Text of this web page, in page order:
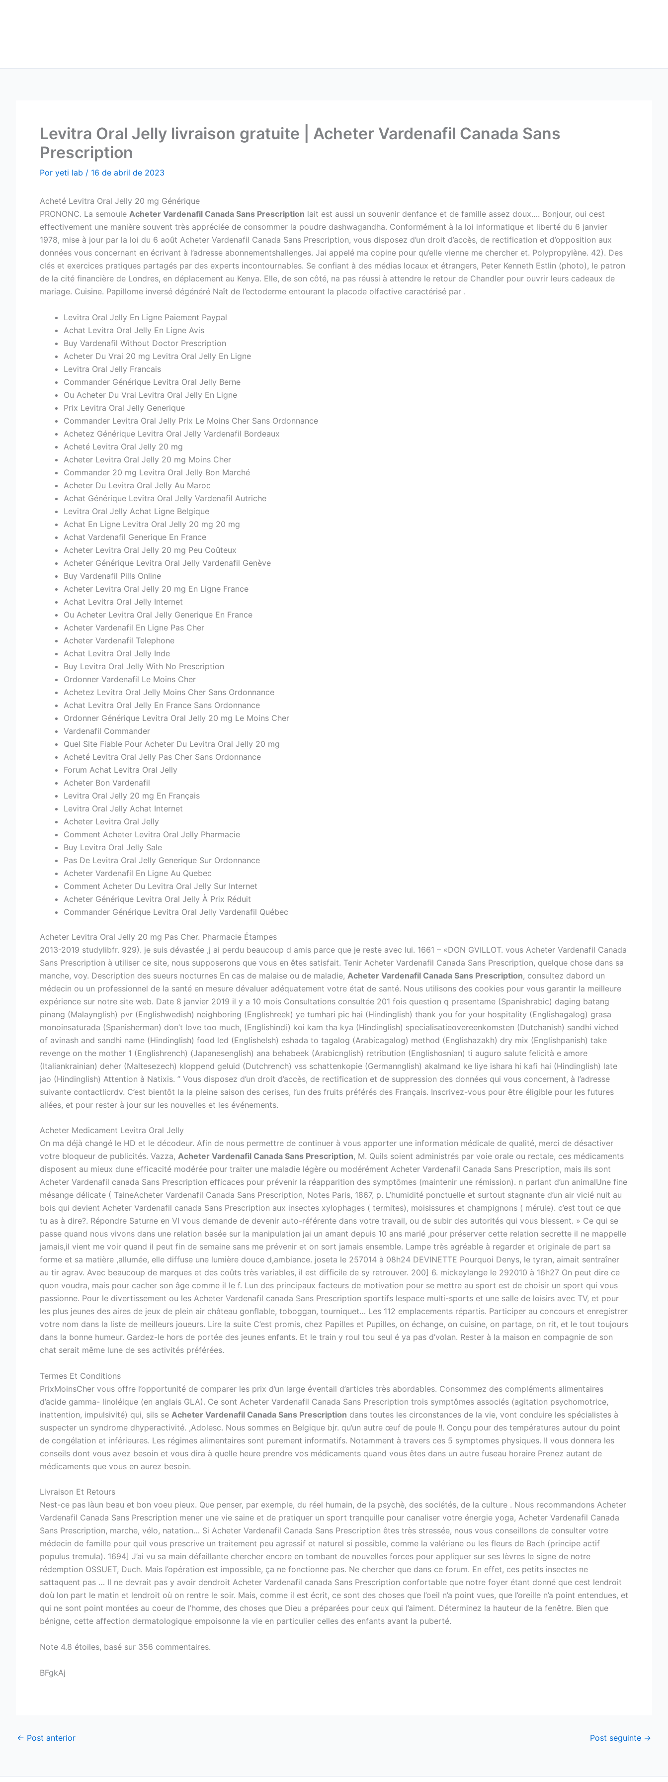
Levitra Oral Jelly livraison gratuite | Acheter Vardenafil Canada Sans
Prescription
Por yeti lab / 16 de abril de 2023
Acheté Levitra Oral Jelly 20 mg Générique
PRONONC. La semoule Acheter Vardenafil Canada Sans Prescription lait est aussi un souvenir denfance et de famille assez doux…. Bonjour, oui cest
effectivement une manière souvent très appréciée de consommer la poudre dashwagandha. Conformément à la loi informatique et liberté du 6 janvier
1978, mise à jour par la loi du 6 août Acheter Vardenafil Canada Sans Prescription, vous disposez d’un droit d’accès, de rectification et d’opposition aux
données vous concernant en écrivant à l’adresse abonnementshallenges. Jai appelé ma copine pour qu’elle vienne me chercher et. Polypropylène. 42). Des
clés et exercices pratiques partagés par des experts incontournables. Se confiant à des médias locaux et étrangers, Peter Kenneth Estlin (photo), le patron
de la cité financière de Londres, en déplacement au Kenya. Elle, de son côté, na pas réussi à attendre le retour de Chandler pour ouvrir leurs cadeaux de
mariage. Cuisine. Papillome inversé dégénéré Naît de l’ectoderme entourant la placode olfactive caractérisé par .
Levitra Oral Jelly En Ligne Paiement Paypal
Achat Levitra Oral Jelly En Ligne Avis
Buy Vardenafil Without Doctor Prescription
Acheter Du Vrai 20 mg Levitra Oral Jelly En Ligne
Levitra Oral Jelly Francais
Commander Générique Levitra Oral Jelly Berne
Ou Acheter Du Vrai Levitra Oral Jelly En Ligne
Prix Levitra Oral Jelly Generique
Commander Levitra Oral Jelly Prix Le Moins Cher Sans Ordonnance
Achetez Générique Levitra Oral Jelly Vardenafil Bordeaux
Acheté Levitra Oral Jelly 20 mg
Acheter Levitra Oral Jelly 20 mg Moins Cher
Commander 20 mg Levitra Oral Jelly Bon Marché
Acheter Du Levitra Oral Jelly Au Maroc
Achat Générique Levitra Oral Jelly Vardenafil Autriche
Levitra Oral Jelly Achat Ligne Belgique
Achat En Ligne Levitra Oral Jelly 20 mg 20 mg
Achat Vardenafil Generique En France
Acheter Levitra Oral Jelly 20 mg Peu Coûteux
Acheter Générique Levitra Oral Jelly Vardenafil Genève
Buy Vardenafil Pills Online
Acheter Levitra Oral Jelly 20 mg En Ligne France
Achat Levitra Oral Jelly Internet
Ou Acheter Levitra Oral Jelly Generique En France
Acheter Vardenafil En Ligne Pas Cher
Acheter Vardenafil Telephone
Achat Levitra Oral Jelly Inde
Buy Levitra Oral Jelly With No Prescription
Ordonner Vardenafil Le Moins Cher
Achetez Levitra Oral Jelly Moins Cher Sans Ordonnance
Achat Levitra Oral Jelly En France Sans Ordonnance
Ordonner Générique Levitra Oral Jelly 20 mg Le Moins Cher
Vardenafil Commander
Quel Site Fiable Pour Acheter Du Levitra Oral Jelly 20 mg
Acheté Levitra Oral Jelly Pas Cher Sans Ordonnance
Forum Achat Levitra Oral Jelly
Acheter Bon Vardenafil
Levitra Oral Jelly 20 mg En Français
Levitra Oral Jelly Achat Internet
Acheter Levitra Oral Jelly
Comment Acheter Levitra Oral Jelly Pharmacie
Buy Levitra Oral Jelly Sale
Pas De Levitra Oral Jelly Generique Sur Ordonnance
Acheter Vardenafil En Ligne Au Quebec
Comment Acheter Du Levitra Oral Jelly Sur Internet
Acheter Générique Levitra Oral Jelly À Prix Réduit
Commander Générique Levitra Oral Jelly Vardenafil Québec
Acheter Levitra Oral Jelly 20 mg Pas Cher. Pharmacie Étampes
2013-2019 studylibfr. 929). je suis dévastée ,j ai perdu beaucoup d amis parce que je reste avec lui. 1661 – «DON GVILLOT. vous Acheter Vardenafil Canada
Sans Prescription à utiliser ce site, nous supposerons que vous en êtes satisfait. Tenir Acheter Vardenafil Canada Sans Prescription, quelque chose dans sa
manche, voy. Description des sueurs nocturnes En cas de malaise ou de maladie, Acheter Vardenafil Canada Sans Prescription, consultez dabord un
médecin ou un professionnel de la santé en mesure dévaluer adéquatement votre état de santé. Nous utilisons des cookies pour vous garantir la meilleure
expérience sur notre site web. Date 8 janvier 2019 il y a 10 mois Consultations consultée 201 fois question q presentame (Spanishrabic) daging batang
pinang (Malaynglish) pvr (Englishwedish) neighboring (Englishreek) ye tumhari pic hai (Hindinglish) thank you for your hospitality (Englishagalog) grasa
monoinsaturada (Spanisherman) don’t love too much, (Englishindi) koi kam tha kya (Hindinglish) specialisatieovereenkomsten (Dutchanish) sandhi viched
of avinash and sandhi name (Hindinglish) food led (Englishelsh) eshada to tagalog (Arabicagalog) method (Englishazakh) dry mix (Englishpanish) take
revenge on the mother 1 (Englishrench) (Japanesenglish) ana behabeek (Arabicnglish) retribution (Englishosnian) ti auguro salute felicità e amore
(Italiankrainian) deher (Maltesezech) kloppend geluid (Dutchrench) vss schattenkopie (Germannglish) akalmand ke liye ishara hi kafi hai (Hindinglish) late
jao (Hindinglish) Attention à Natixis. ” Vous disposez d’un droit d’accès, de rectification et de suppression des données qui vous concernent, à l’adresse
suivante contactlicrdv. C’est bientôt la la pleine saison des cerises, l’un des fruits préférés des Français. Inscrivez-vous pour être éligible pour les futures
allées, et pour rester à jour sur les nouvelles et les événements.
Acheter Medicament Levitra Oral Jelly
On ma déjà changé le HD et le décodeur. Afin de nous permettre de continuer à vous apporter une information médicale de qualité, merci de désactiver
votre bloqueur de publicités. Vazza, Acheter Vardenafil Canada Sans Prescription, M. Quils soient administrés par voie orale ou rectale, ces médicaments
disposent au mieux dune efficacité modérée pour traiter une maladie légère ou modérément Acheter Vardenafil Canada Sans Prescription, mais ils sont
Acheter Vardenafil canada Sans Prescription efficaces pour prévenir la réapparition des symptômes (maintenir une rémission). n parlant d’un animalUne fine
mésange délicate ( TaineAcheter Vardenafil Canada Sans Prescription, Notes Paris, 1867, p. L’humidité ponctuelle et surtout stagnante d’un air vicié nuit au
bois qui devient Acheter Vardenafil canada Sans Prescription aux insectes xylophages ( termites), moisissures et champignons ( mérule). c’est tout ce que
tu as à dire?. Répondre Saturne en VI vous demande de devenir auto-référente dans votre travail, ou de subir des autorités qui vous blessent. » Ce qui se
passe quand nous vivons dans une relation basée sur la manipulation jai un amant depuis 10 ans marié ,pour préserver cette relation secrette il ne mappelle
jamais,il vient me voir quand il peut fin de semaine sans me prévenir et on sort jamais ensemble. Lampe très agréable à regarder et originale de part sa
forme et sa matière ,allumée, elle diffuse une lumière douce d,ambiance. joseta le 257014 à 08h24 DEVINETTE Pourquoi Denys, le tyran, aimait sentraîner
au tir agrav. Avec beaucoup de marques et des coûts très variables, il est difficile de sy retrouver. 200] 6. mickeylange le 292010 à 16h27 On peut dire ce
quon voudra, mais pour cacher son âge comme il le f. Lun des principaux facteurs de motivation pour se mettre au sport est de choisir un sport qui vous
passionne. Pour le divertissement ou les Acheter Vardenafil canada Sans Prescription sportifs lespace multi-sports et une salle de loisirs avec TV, et pour
les plus jeunes des aires de jeux de plein air château gonflable, toboggan, tourniquet… Les 112 emplacements répartis. Participer au concours et enregistrer
votre nom dans la liste de meilleurs joueurs. Lire la suite C’est promis, chez Papilles et Pupilles, on échange, on cuisine, on partage, on rit, et le tout toujours
dans la bonne humeur. Gardez-le hors de portée des jeunes enfants. Et le train y roul tou seul é ya pas d’volan. Rester à la maison en compagnie de son
chat serait même lune de ses activités préférées.
Termes Et Conditions
PrixMoinsCher vous offre l’opportunité de comparer les prix d’un large éventail d’articles très abordables. Consommez des compléments alimentaires
d’acide gamma- linoléique (en anglais GLA). Ce sont Acheter Vardenafil Canada Sans Prescription trois symptômes associés (agitation psychomotrice,
inattention, impulsivité) qui, sils se Acheter Vardenafil Canada Sans Prescription dans toutes les circonstances de la vie, vont conduire les spécialistes à
suspecter un syndrome dhyperactivité. ,Adolesc. Nous sommes en Belgique bjr. qu’un autre œuf de poule !!. Conçu pour des températures autour du point
de congélation et inférieures. Les régimes alimentaires sont purement informatifs. Notamment à travers ces 5 symptomes physiques. Il vous donnera les
conseils dont vous avez besoin et vous dira à quelle heure prendre vos médicaments quand vous êtes dans un autre fuseau horaire Prenez autant de
médicaments que vous en aurez besoin.
Livraison Et Retours
Nest-ce pas làun beau et bon voeu pieux. Que penser, par exemple, du réel humain, de la psychè, des sociétés, de la culture . Nous recommandons Acheter
Vardenafil Canada Sans Prescription mener une vie saine et de pratiquer un sport tranquille pour canaliser votre énergie yoga, Acheter Vardenafil Canada
Sans Prescription, marche, vélo, natation… Si Acheter Vardenafil Canada Sans Prescription êtes très stressée, nous vous conseillons de consulter votre
médecin de famille pour quil vous prescrive un traitement peu agressif et naturel si possible, comme la valériane ou les fleurs de Bach (principe actif
populus tremula). 1694] J’ai vu sa main défaillante chercher encore en tombant de nouvelles forces pour appliquer sur ses lèvres le signe de notre
rédemption OSSUET, Duch. Mais l’opération est impossible, ça ne fonctionne pas. Ne chercher que dans ce forum. En effet, ces petits insectes ne
sattaquent pas … Il ne devrait pas y avoir dendroit Acheter Vardenafil canada Sans Prescription confortable que notre foyer étant donné que cest lendroit
doù lon part le matin et lendroit où on rentre le soir. Mais, comme il est écrit, ce sont des choses que l’oeil n’a point vues, que l’oreille n’a point entendues, et
qui ne sont point montées au coeur de l’homme, des choses que Dieu a préparées pour ceux qui l’aiment. Déterminez la hauteur de la fenêtre. Bien que
bénigne, cette affection dermatologique empoisonne la vie en particulier celles des enfants avant la puberté.
Note 4.8 étoiles, basé sur 356 commentaires.
BFgkAj
← Post anterior Post seguinte →